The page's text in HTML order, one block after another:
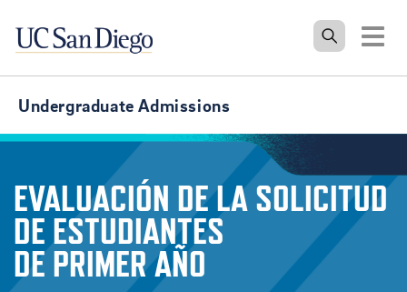
Undergraduate Admissions
EVALUACIÓN DE LA SOLICITUD
DE ESTUDIANTES
DE PRIMER AÑO